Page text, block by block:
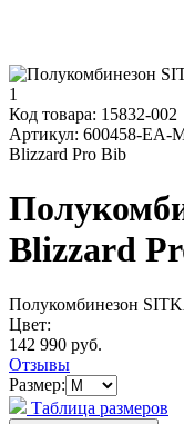
Код товара: 15832-002
Артикул: 600458-EA-
Blizzard Pro Bib
Blizzard
Полукомбинезон
Цвет:
142 990 руб.
Отзывы
Размер:
Таблица размеров